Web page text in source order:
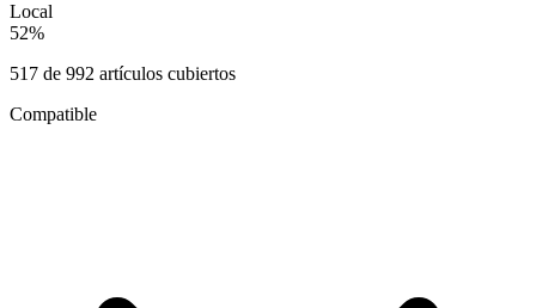
Local
52%
517 de 992 artículos cubiertos
Compatible